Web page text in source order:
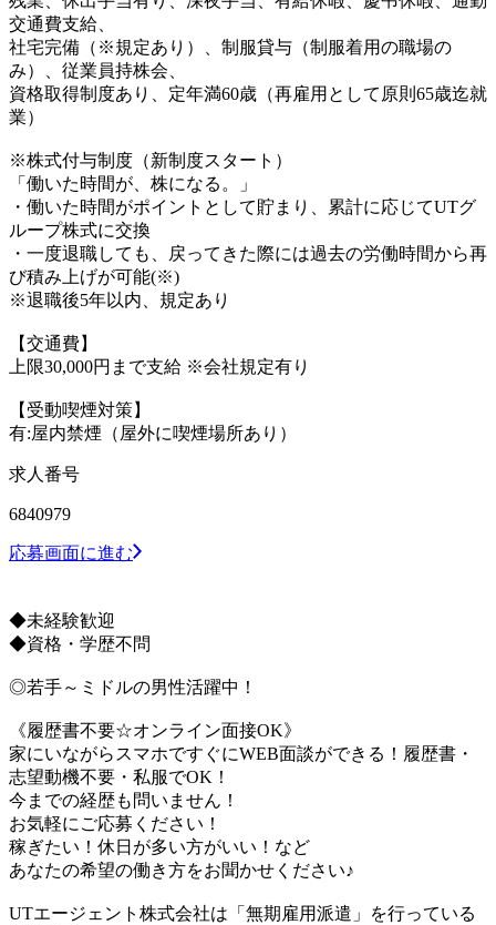
交通費支給、
社宅完備（※規定あり）、制服貸与（制服着用の職場の
み）、従業員持株会、
資格取得制度あり、定年満60歳（再雇用として原則65歳迄就
業）
※株式付与制度（新制度スタート）
「働いた時間が、株になる。」
・働いた時間がポイントとして貯まり、累計に応じてUTグ
ループ株式に交換
・一度退職しても、戻ってきた際には過去の労働時間から再
び積み上げが可能(※)
※退職後5年以内、規定あり
【交通費】
上限30,000円まで支給 ※会社規定有り
【受動喫煙対策】
有:屋内禁煙（屋外に喫煙場所あり）
求人番号
6840979
応募画面に進む
◆未経験歓迎
◆資格・学歴不問
◎若手～ミドルの男性活躍中！
《履歴書不要☆オンライン面接OK》
家にいながらスマホですぐにWEB面談ができる！履歴書・
志望動機不要・私服でOK！
今までの経歴も問いません！
お気軽にご応募ください！
稼ぎたい！休日が多い方がいい！など
あなたの希望の働き方をお聞かせください♪
UTエージェント株式会社は「無期雇用派遣」を行っている